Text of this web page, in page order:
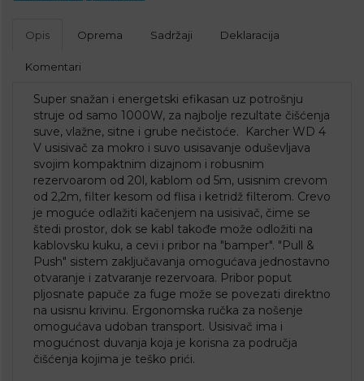
Opis Oprema Sadržaji Deklaracija
Komentari
Super snažan i energetski efikasan uz potrošnju
struje od samo 1000W, za najbolje rezultate čišćenja
suve, vlažne, sitne i grube nečistoće. Karcher WD 4
V usisivač za mokro i suvo usisavanje oduševljava
svojim kompaktnim dizajnom i robusnim
rezervoarom od 20l, kablom od 5m, usisnim crevom
od 2,2m, filter kesom od flisa i ketridž filterom. Crevo
je moguće odlažiti kačenjem na usisivač, čime se
štedi prostor, dok se kabl takođe može odložiti na
kablovsku kuku, a cevi i pribor na "bamper". "Pull &
Push" sistem zaključavanja omogućava jednostavno
otvaranje i zatvaranje rezervoara. Pribor poput
pljosnate papuče za fuge može se povezati direktno
na usisnu krivinu. Ergonomska ručka za nošenje
omogućava udoban transport. Usisivač ima i
mogućnost duvanja koja je korisna za područja
čišćenja kojima je teško prići.